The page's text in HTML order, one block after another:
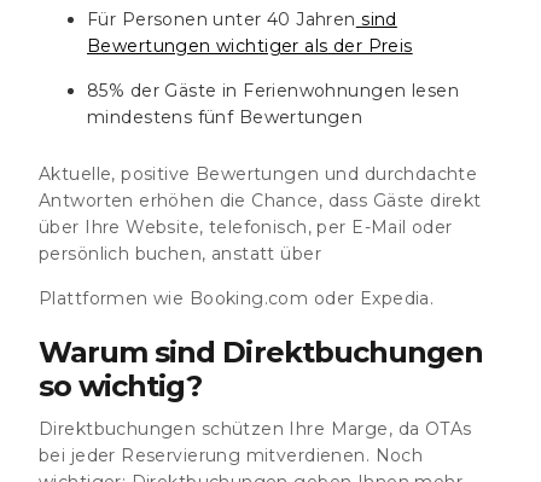
Für Personen unter 40 Jahren sind
Bewertungen wichtiger als der Preis
85% der Gäste in Ferienwohnungen lesen
mindestens fünf Bewertungen
Aktuelle, positive Bewertungen und durchdachte
Antworten erhöhen die Chance, dass Gäste direkt
über Ihre Website, telefonisch, per E-Mail oder
persönlich buchen, anstatt über
Plattformen wie Booking.com oder Expedia.
Warum sind Direktbuchungen
so wichtig?
Direktbuchungen schützen Ihre Marge, da OTAs
bei jeder Reservierung mitverdienen. Noch